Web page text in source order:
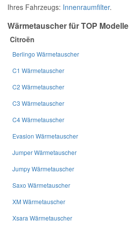
Ihres Fahrzeugs: Innenraumfilter.
Wärmetauscher für TOP Modelle
Citroën
Berlingo Wärmetauscher
C1 Wärmetauscher
C2 Wärmetauscher
C3 Wärmetauscher
C4 Wärmetauscher
Evasion Wärmetauscher
Jumper Wärmetauscher
Jumpy Wärmetauscher
Saxo Wärmetauscher
XM Wärmetauscher
Xsara Wärmetauscher